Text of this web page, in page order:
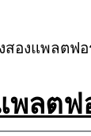
สองแพลตฟ
พลต